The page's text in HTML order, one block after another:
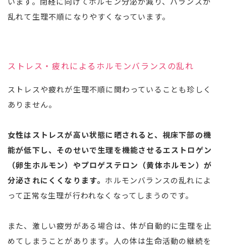
乱れて生理不順になりやすくなっています。
ストレス・疲れによるホルモンバランスの乱れ
ストレスや疲れが生理不順に関わっていることも珍しく
ありません。
女性はストレスが高い状態に晒されると、視床下部の機
能が低下し、そのせいで生理を機能させるエストロゲン
（卵生ホルモン）やプロゲステロン（黄体ホルモン）が
分泌されにくくなります。 ホルモンバランスの乱れによ
って正常な生理が行われなくなってしまうのです。
また、激しい疲労がある場合は、体が自動的に生理を止
めてしまうことがあります。人の体は生命活動の継続を